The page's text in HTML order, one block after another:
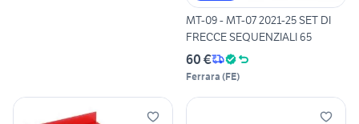
MT-09 - MT-07 2021-25 SET DI
FRECCE SEQUENZIALI 65
60 €
Ferrara (FE)